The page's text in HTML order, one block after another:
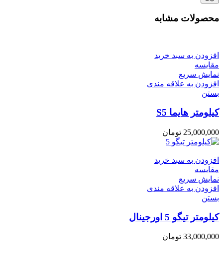
محصولات مشابه
افزودن به سبد خرید
مقایسه
نمایش سریع
افزودن به علاقه مندی
بستن
کیلومتر هایما S5
25,000,000 تومان
افزودن به سبد خرید
مقایسه
نمایش سریع
افزودن به علاقه مندی
بستن
کیلومتر تیگو 5 اورجینال
33,000,000 تومان